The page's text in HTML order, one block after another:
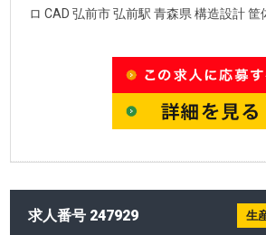
ロ CAD 弘前市 弘前駅 青森県 構造設計 筐
求人番号 247929 生